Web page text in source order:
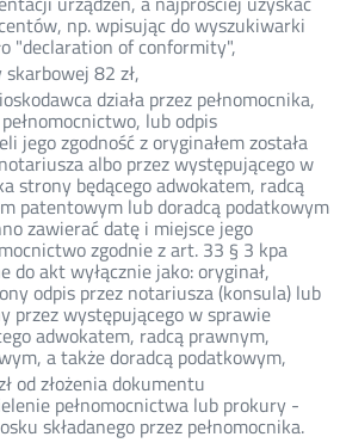
np. wpisując do wyszukiwarki
"declaration of conformity",
82 zł,
działa przez pełnomocnika,
lub odpis
jego zgodność z oryginałem została
albo przez występującego w
strony będącego adwokatem, radcą
patentowym lub doradcą podatkowym
zawierać datę i miejsce jego
zgodnie z art. 33 § 3 kpa
do akt wyłącznie jako: oryginał,
odpis przez notariusza (konsula) lub
przez występującego w sprawie
adwokatem, radcą prawnym,
a także doradcą podatkowym,
od złożenia dokumentu
pełnomocnictwa lub prokury -
składanego przez pełnomocnika.